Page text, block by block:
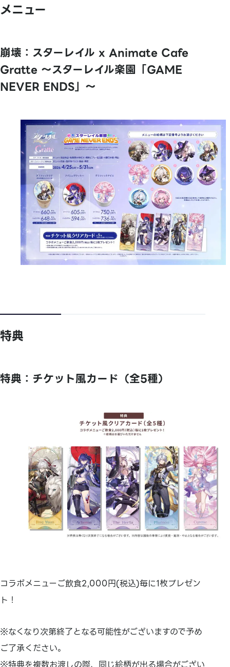
メニュー
崩壊：スターレイル x Animate Cafe
Gratte ～スターレイル楽園「GAME
NEVER ENDS」～
特典
特典：チケット風カード（全5種）
コラボメニューご飲食2,000円(税込)毎に1枚プレゼン
ト！
※なくなり次第終了となる可能性がございますので予め
ご了承ください。